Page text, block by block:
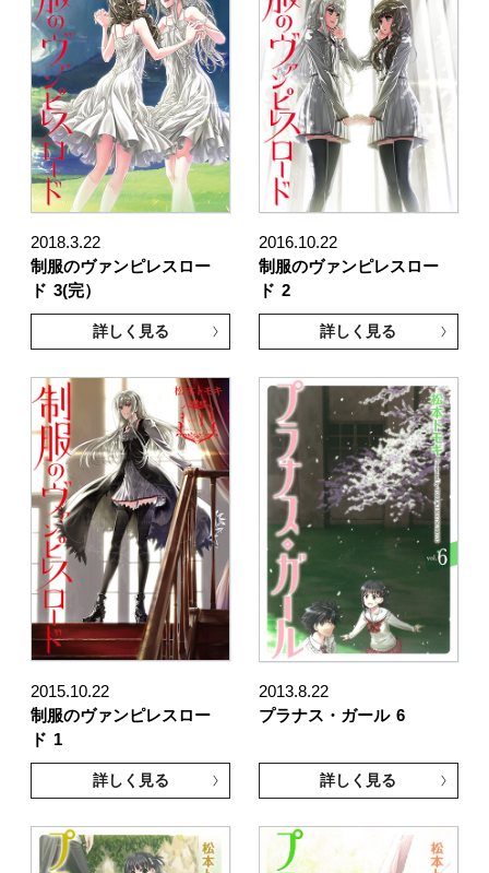
2018.3.22
制服のヴァンピレスロー
ド 3(完）
詳しく見る
2016.10.22
制服のヴァンピレスロー
ド 2
詳しく見る
2015.10.22
制服のヴァンピレスロー
ド 1
詳しく見る
2013.8.22
プラナス・ガール 6
詳しく見る